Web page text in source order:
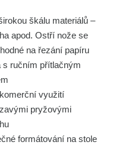
škálu materiálů –
apod. Ostří nože se
na řezání papíru
s ručním přítlačným
využití
pryžovými
formátování na stole